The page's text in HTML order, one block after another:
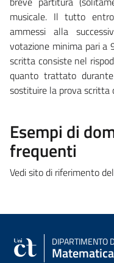
musicale. Il tutto
ammessi alla
votazione minima pari a
scritta consiste nel
quanto trattato
sostituire la prova scritta
Esempi di
frequenti
Vedi sito di riferimento
DIPARTIMENTO